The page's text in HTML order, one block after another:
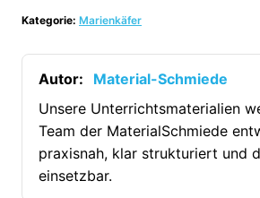
Menge
Kategorie: Marienkäfer
Autor:
Material-Schmiede
Unsere Unterrichtsmaterialien
Team der MaterialSchmiede
praxisnah, klar strukturiert und
einsetzbar.